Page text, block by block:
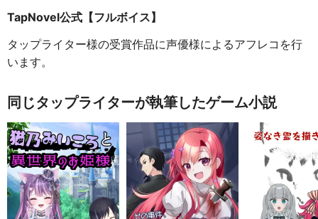
TapNovel公式【フルボイス】
タップライター様の受賞作品に声優様によるアフレコを行
います。
同じタップライターが執筆したゲーム小説